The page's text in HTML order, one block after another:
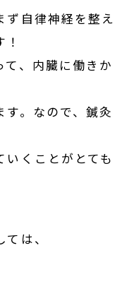
ず自律神経を整え
て、内臓に働きか
。なので、鍼灸
いくことがとても
は、